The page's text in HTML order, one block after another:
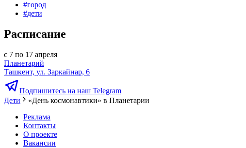
#город
#дети
Расписание
с 7 по 17 апреля
Планетарий
Ташкент, ул. Заркайнар, 6
Подпишитесь на наш Telegram
Дети
«День космонавтики» в Планетарии
Реклама
Контакты
О проекте
Вакансии